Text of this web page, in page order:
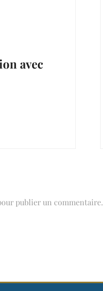
avec
publier un commentaire.